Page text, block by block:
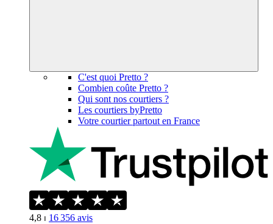
C'est quoi Pretto ?
Combien coûte Pretto ?
Qui sont nos courtiers ?
Les courtiers byPretto
Votre courtier partout en France
4,8 ⏐ 16 356 avis